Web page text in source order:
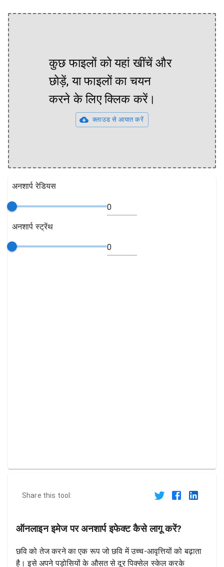
कुछ फाइलों को यहां खींचें और
छोड़ें, या फाइलों का चयन
करने के लिए क्लिक करें।
क्लाउड से आयात करें
अनशार्प रेडियस
अनशार्प स्ट्रेंथ
Share this tool:
ऑनलाइन इमेज पर अनशार्प इफेक्ट कैसे लागू करें?
छवि को तेज करने का एक रूप जो छवि में उच्च-आवृत्तियों को बढ़ाता
है। इसे अपने पड़ोसियों के औसत से दूर पिक्सेल स्केल करके